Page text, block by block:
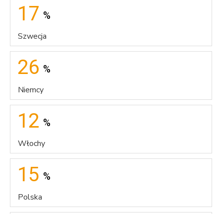
17 %
Szwecja
26 %
Niemcy
12 %
Włochy
15 %
Polska